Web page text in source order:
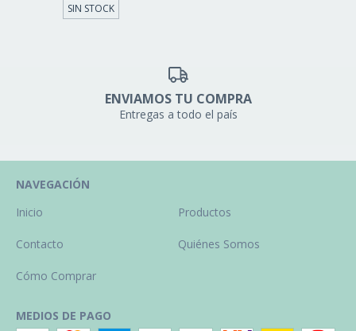
SIN STOCK
ENVIAMOS TU COMPRA
Entregas a todo el país
NAVEGACIÓN
Inicio
Productos
Contacto Quiénes Somos
Cómo Comprar
MEDIOS DE PAGO